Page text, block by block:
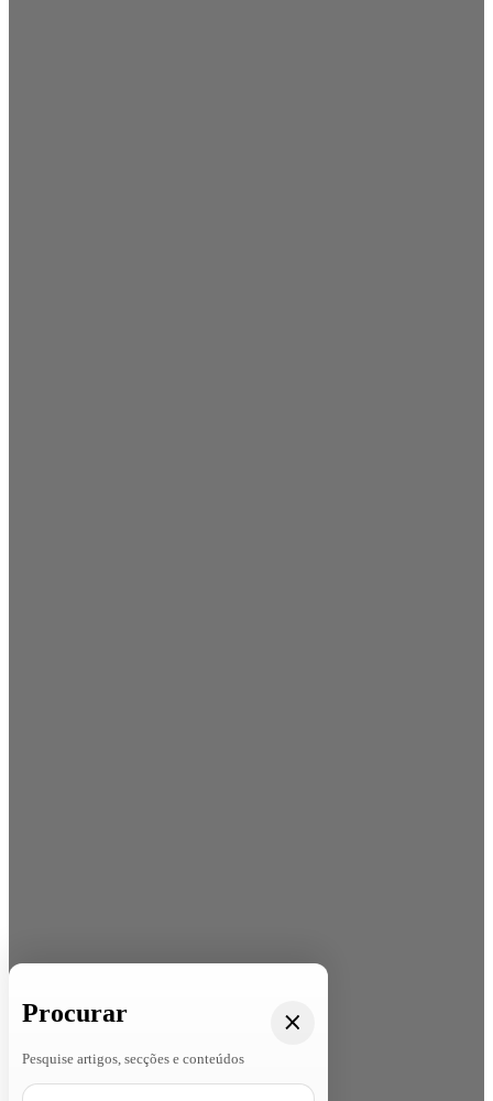
Procurar
Pesquise artigos, secções e conteúdos